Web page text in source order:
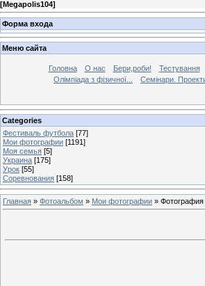
[Megapolis104]
Форма входа
Меню сайта
Головна О нас Бери,роби! Тестування
Олімпіада з фізичної...
Семінари.
Categories
Фестиваль футбола [77]
Мои фотографии [1191]
Моя семья [5]
Украина [175]
Урок [55]
Соревнования [158]
Главная » Фотоальбом » Мои фотографии » Фотография